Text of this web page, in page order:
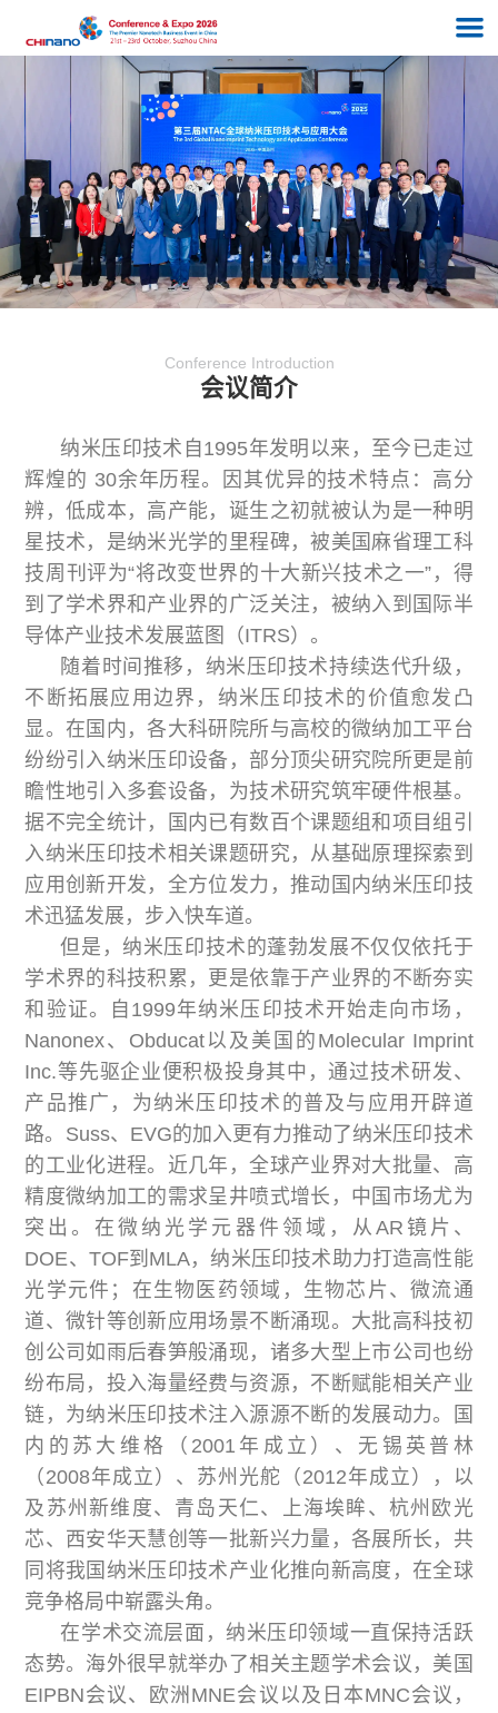
Conference Introduction
会议简介
纳米压印技术自1995年发明以来，至今已走过
辉煌的 30余年历程。因其优异的技术特点：高分
辨，低成本，高产能，诞生之初就被认为是一种明
星技术，是纳米光学的里程碑，被美国麻省理工科
技周刊评为“将改变世界的十大新兴技术之一”，得
到了学术界和产业界的广泛关注，被纳入到国际半
导体产业技术发展蓝图（ITRS）。
随着时间推移，纳米压印技术持续迭代升级，
不断拓展应用边界，纳米压印技术的价值愈发凸
显。在国内，各大科研院所与高校的微纳加工平台
纷纷引入纳米压印设备，部分顶尖研究院所更是前
瞻性地引入多套设备，为技术研究筑牢硬件根基。
据不完全统计，国内已有数百个课题组和项目组引
入纳米压印技术相关课题研究，从基础原理探索到
应用创新开发，全方位发力，推动国内纳米压印技
术迅猛发展，步入快车道。
但是，纳米压印技术的蓬勃发展不仅仅依托于
学术界的科技积累，更是依靠于产业界的不断夯实
和验证。自1999年纳米压印技术开始走向市场，
Nanonex、Obducat以及美国的Molecular Imprint
Inc.等先驱企业便积极投身其中，通过技术研发、
产品推广，为纳米压印技术的普及与应用开辟道
路。Suss、EVG的加入更有力推动了纳米压印技术
的工业化进程。近几年，全球产业界对大批量、高
精度微纳加工的需求呈井喷式增长，中国市场尤为
突出。在微纳光学元器件领域，从AR镜片、
DOE、TOF到MLA，纳米压印技术助力打造高性能
光学元件；在生物医药领域，生物芯片、微流通
道、微针等创新应用场景不断涌现。大批高科技初
创公司如雨后春笋般涌现，诸多大型上市公司也纷
纷布局，投入海量经费与资源，不断赋能相关产业
链，为纳米压印技术注入源源不断的发展动力。国
内的苏大维格（2001年成立）、无锡英普林
（2008年成立）、苏州光舵（2012年成立），以
及苏州新维度、青岛天仁、上海埃眸、杭州欧光
芯、西安华天慧创等一批新兴力量，各展所长，共
同将我国纳米压印技术产业化推向新高度，在全球
竞争格局中崭露头角。
在学术交流层面，纳米压印领域一直保持活跃
态势。海外很早就举办了相关主题学术会议，美国
EIPBN会议、欧洲MNE会议以及日本MNC会议，